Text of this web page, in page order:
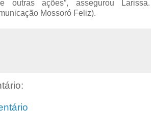
outras ações”, assegurou Larissa.
Mossoró Feliz).